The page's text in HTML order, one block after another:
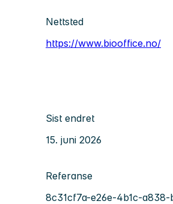
Nettsted
https://www.biooffice.no/
Sist endret
15. juni 2026
Referanse
8c31cf7a-e26e-4b1c-a838-